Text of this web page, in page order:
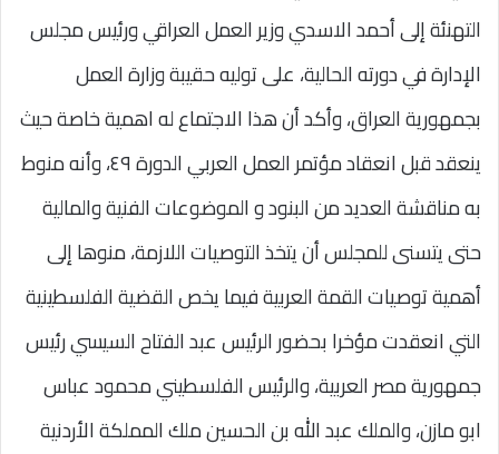
التهنئة إلى أحمد الاسدي وزير العمل العراقي ورئيس مجلس
الإدارة في دورته الحالية، على توليه حقيبة وزارة العمل
بجمهورية العراق، وأكد أن هذا الاجتماع له اهمية خاصة حيث
ينعقد قبل انعقاد مؤتمر العمل العربي الدورة ٤٩، وأنه منوط
به مناقشة العديد من البنود و الموضوعات الفنية والمالية
حتى يتسنى للمجلس أن يتخذ التوصيات اللازمة، منوها إلى
أهمية توصيات القمة العربية فيما يخص القضية الفلسطينية
التي انعقدت مؤخرا بحضور الرئيس عبد الفتاح السيسي رئيس
جمهورية مصر العربية، والرئيس الفلسطيني محمود عباس
ابو مازن، والملك عبد الله بن الحسين ملك المملكة الأردنية